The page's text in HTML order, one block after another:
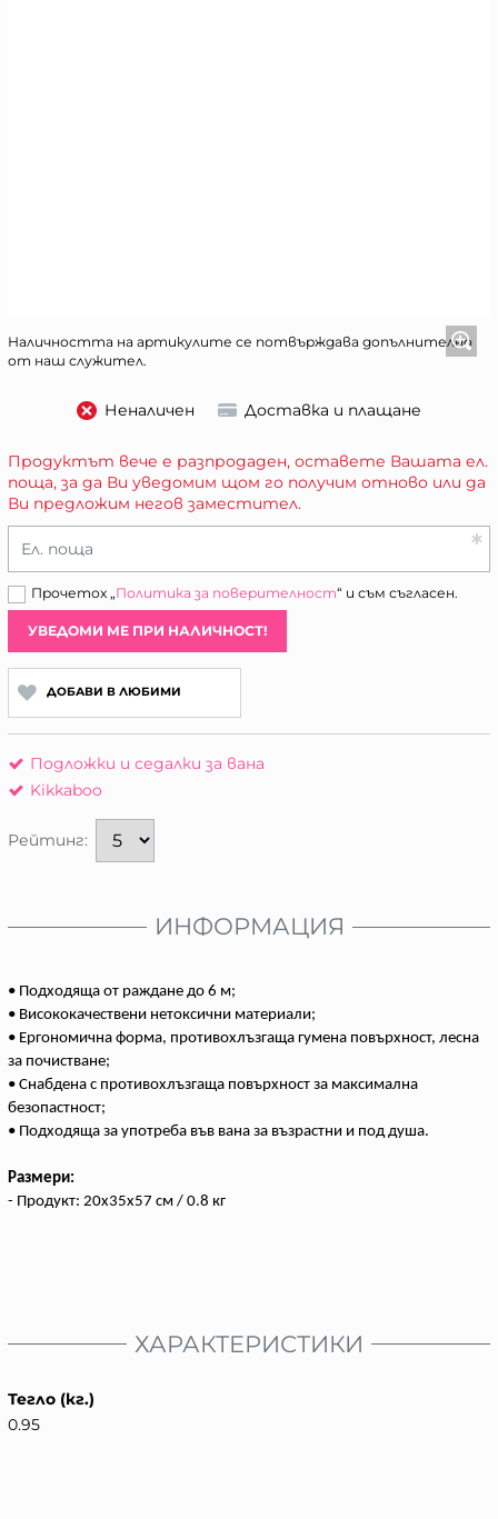
Наличността на артикулите се потвърждава допълнително
от наш служител.
Неналичен Доставка и плащане
Продуктът вече е разпродаден, оставете Вашата ел.
поща, за да Ви уведомим щом го получим отново или да
Ви предложим негов заместител.
Ел. поща
Прочетох „Политика за поверителност“ и съм съгласен.
УВЕДОМИ МЕ ПРИ НАЛИЧНОСТ!
ДОБАВИ В ЛЮБИМИ
Подложки и седалки за вана
Kikkaboo
Рейтинг:
ИНФОРМАЦИЯ
• Подходяща от раждане до 6 м;
• Висококачествени нетоксични материали;
• Ергономична форма, противохлъзгаща гумена повърхност, лесна
за почистване;
• Снабдена с противохлъзгаща повърхност за максимална
безопастност;
• Подходяща за употреба във вана за възрастни и под душа.
Размери:
- Продукт: 20x35x57 см / 0.8 кг
ХАРАКТЕРИСТИКИ
Тегло (кг.)
0.95